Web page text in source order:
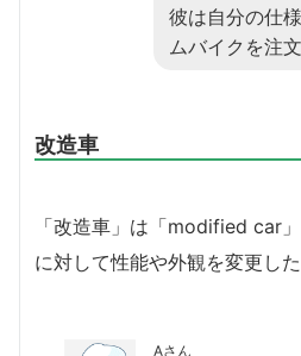
彼は自分の仕
ムバイクを注文
改造車
「改造車」は「modified car
に対して性能や外観を変更し
Aさん